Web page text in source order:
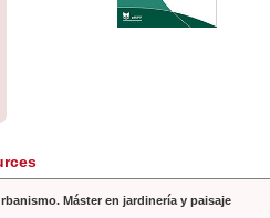
Máster en jardinería y paisaje